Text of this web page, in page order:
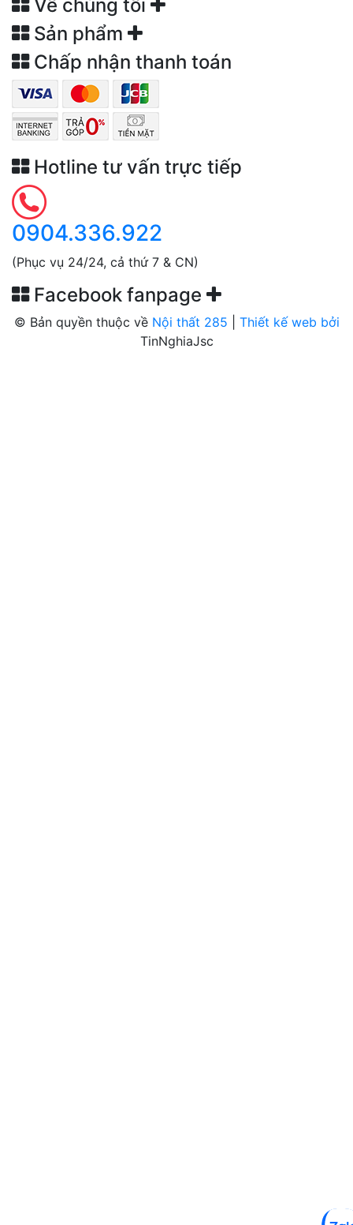
Về chúng tôi
Sản phẩm
Chấp nhận thanh toán
Hotline tư vấn trực tiếp
0904.336.922
(Phục vụ 24/24, cả thứ 7 & CN)
Facebook fanpage
© Bản quyền thuộc về Nội thất 285
Thiết kế web bởi
TinNghiaJsc